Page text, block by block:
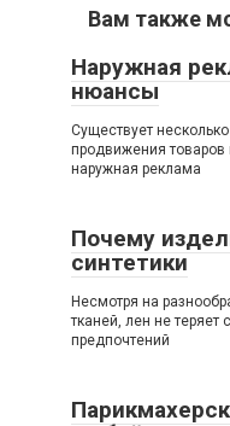
Вам также
Наружная
нюансы
Существует
продвижения товаров
наружная реклама
Почему
синтетики
Несмотря на
тканей, лен не теряет
предпочтений